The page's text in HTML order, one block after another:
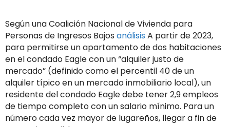
Según una Coalición Nacional de Vivienda para
Personas de Ingresos Bajos análisis A partir de 2023,
para permitirse un apartamento de dos habitaciones
en el condado Eagle con un “alquiler justo de
mercado” (definido como el percentil 40 de un
alquiler típico en un mercado inmobiliario local), un
residente del condado Eagle debe tener 2,9 empleos
de tiempo completo con un salario mínimo. Para un
número cada vez mayor de lugareños, llegar a fin de